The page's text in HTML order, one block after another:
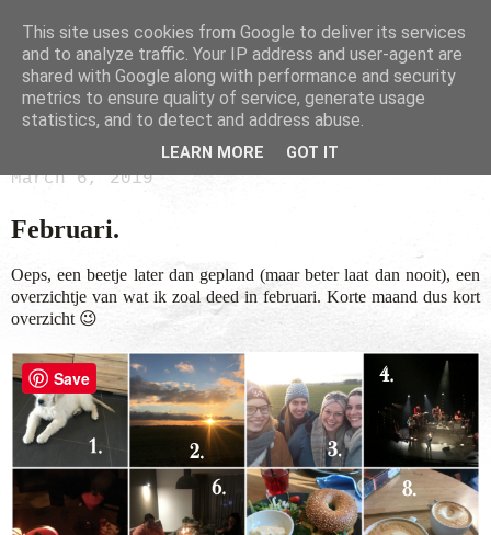
March 6, 2019
Februari.
Oeps, een beetje later dan gepland (maar beter laat dan nooit), een
overzichtje van wat ik zoal deed in februari. Korte maand dus kort
overzicht 😉
This site uses cookies from Google to deliver its services
and to analyze traffic. Your IP address and user-agent are
shared with Google along with performance and security
metrics to ensure quality of service, generate usage
statistics, and to detect and address abuse.
LEARN MORE GOT IT
Save